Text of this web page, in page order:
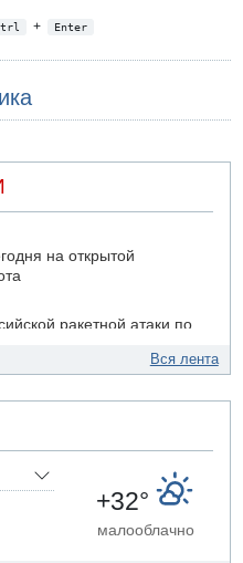
+ Enter
на открытой
ракетной атаки по
со взрывчаткой по
двое маленьких детей
Вся лента
+32°
малооблачно